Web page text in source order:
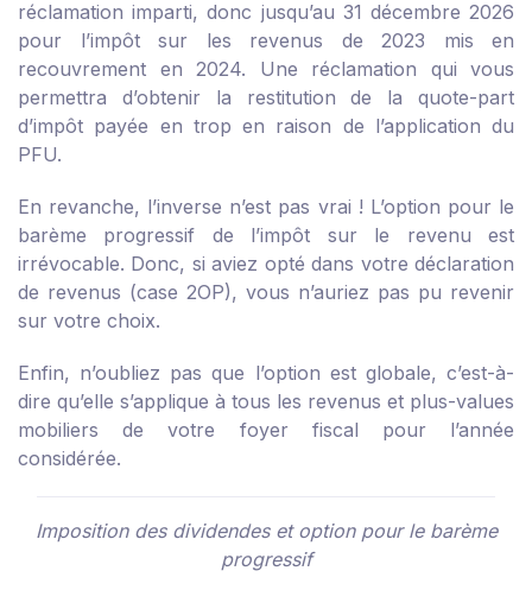
réclamation imparti, donc jusqu’au 31 décembre 2026
pour l’impôt sur les revenus de 2023 mis en
recouvrement en 2024. Une réclamation qui vous
permettra d’obtenir la restitution de la quote-part
d’impôt payée en trop en raison de l’application du
PFU.
En revanche, l’inverse n’est pas vrai ! L’option pour le
barème progressif de l’impôt sur le revenu est
irrévocable. Donc, si aviez opté dans votre déclaration
de revenus (case 2OP), vous n’auriez pas pu revenir
sur votre choix.
Enfin, n’oubliez pas que l’option est globale, c’est-à-
dire qu’elle s’applique à tous les revenus et plus-values
mobiliers de votre foyer fiscal pour l’année
considérée.
Imposition des dividendes et option pour le barème
progressif